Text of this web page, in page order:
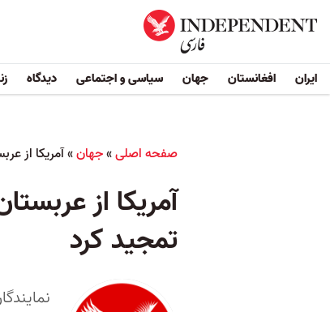
ایران افغانستان جهان سیاسی و اجتماعی دیدگاه
صفحه اصلی»جهان»آمریکا از
آمریکا از
تمجید کرد